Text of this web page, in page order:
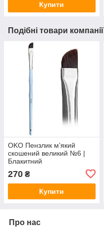
Купити
Подібні товари компанії
OKO Пензлик м’який
скошений великий №6 |
Блакитний
270 ₴
Купити
Про нас